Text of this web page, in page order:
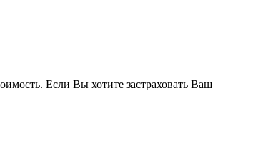
Если Вы хотите застраховать Ваш